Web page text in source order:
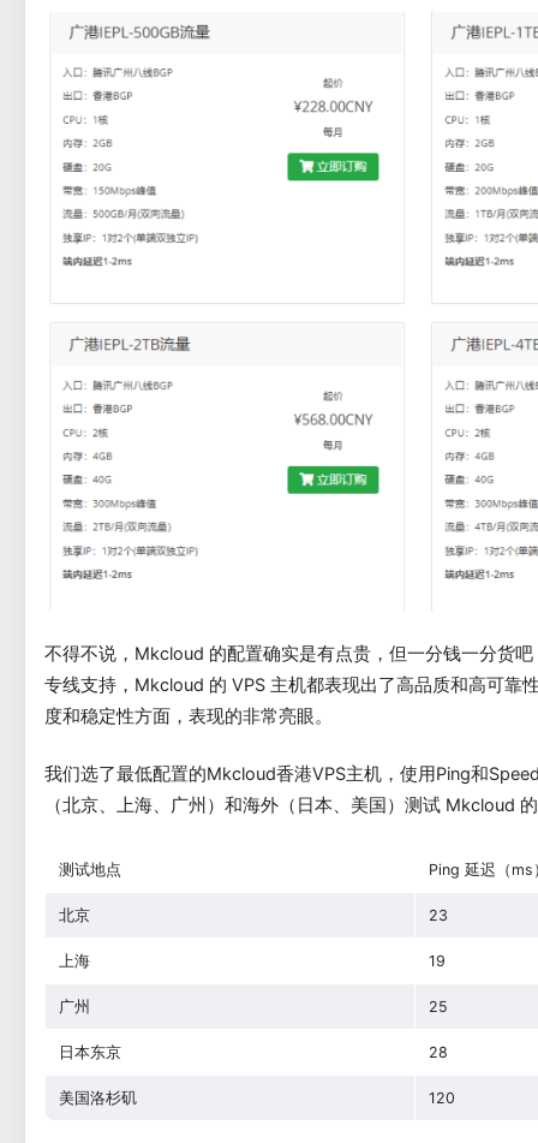
不得不说，Mkcloud 的配置确实是有点贵，但一分钱一分货
专线支持，Mkcloud 的 VPS 主机都表现出了高品质和高可靠
度和稳定性方面，表现的非常亮眼。
我们选了最低配置的Mkcloud香港VPS主机，使用Ping和
（北京、上海、广州）和海外（日本、美国）测试 Mkcloud
测试地点 Ping 延迟（ms
北京 23
上海 19
广州 25
日本东京 28
美国洛杉矶 120